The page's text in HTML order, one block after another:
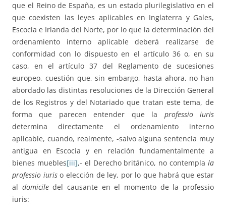
que el Reino de España, es un estado plurilegislativo en el
que coexisten las leyes aplicables en Inglaterra y Gales,
Escocia e Irlanda del Norte, por lo que la determinación del
ordenamiento interno aplicable deberá realizarse de
conformidad con lo dispuesto en el artículo 36 o, en su
caso, en el artículo 37 del Reglamento de sucesiones
europeo, cuestión que, sin embargo, hasta ahora, no han
abordado las distintas resoluciones de la Dirección General
de los Registros y del Notariado que tratan este tema, de
forma que parecen entender que la professio iuris
determina directamente el ordenamiento interno
aplicable, cuando, realmente, -salvo alguna sentencia muy
antigua en Escocia y en relación fundamentalmente a
bienes muebles[iii],- el Derecho británico, no contemplala
professio iuriso elección de ley, por lo que habrá que estar
al domiciledel causante en el momento de la professio
iuris: